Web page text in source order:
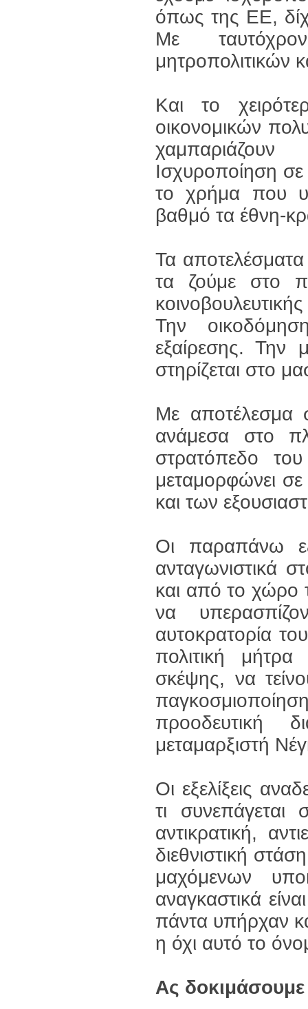
όπως της ΕΕ,
Με
μητροπολιτικών
Και το
οικονομικών
Ισχυροποίηση
το χρήμα που
βαθμό τα έθνη-
Τα
τα ζούμε στο
Την
εξαίρεσης. Την
στηρίζεται στο
Με αποτέλεσμα
ανάμεσα στο
στρατόπεδο
μεταμορφώνει
και των
Οι παραπάνω
ανταγωνιστικά
και από το χώρο
να
αυτοκρατορία
πολιτική μήτρα
σκέψης, να
προοδευτική
μεταμαρξιστή
Οι εξελίξεις
τι
αντικρατική,
διεθνιστική
μαχόμενων
αναγκαστικά
πάντα υπήρχαν
η όχι αυτό το
Ας